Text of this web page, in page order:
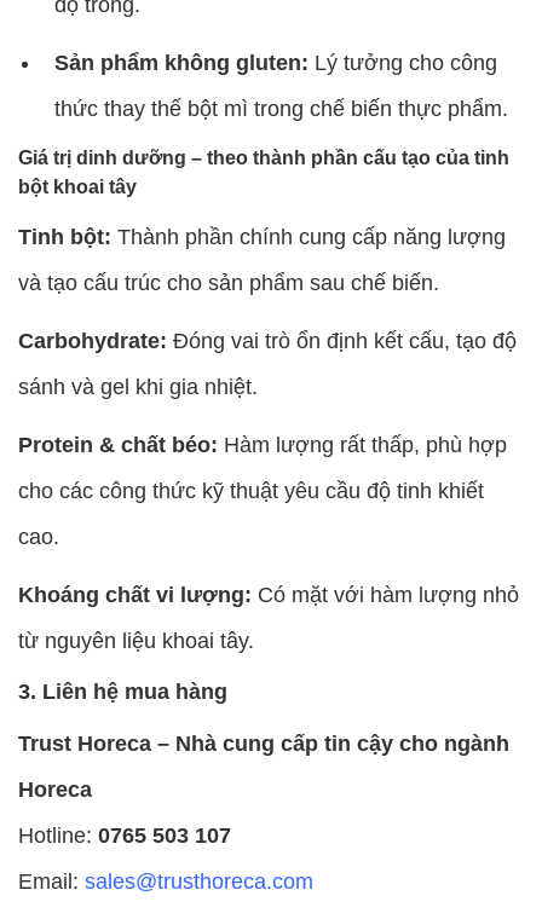
Sản phẩm không gluten: Lý tưởng cho công
thức thay thế bột mì trong chế biến thực phẩm.
Giá trị dinh dưỡng – theo thành phần cấu tạo của tinh
bột khoai tây
Tinh bột: Thành phần chính cung cấp năng lượng
và tạo cấu trúc cho sản phẩm sau chế biến.
Carbohydrate: Đóng vai trò ổn định kết cấu, tạo độ
sánh và gel khi gia nhiệt.
Protein & chất béo: Hàm lượng rất thấp, phù hợp
cho các công thức kỹ thuật yêu cầu độ tinh khiết
cao.
Khoáng chất vi lượng: Có mặt với hàm lượng nhỏ
từ nguyên liệu khoai tây.
3. Liên hệ mua hàng
Trust Horeca – Nhà cung cấp tin cậy cho ngành
Horeca
Hotline: 0765 503 107
Email: sales@trusthoreca.com